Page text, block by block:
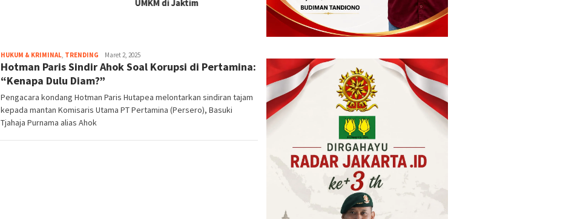
HUKUM & KRIMINAL TRENDING ekaMaret 2, 2025
Hotman Paris Sindir Ahok Soal Korupsi di Pertamina:
“Kenapa Dulu Diam?”
Pengacara kondang Hotman Paris Hutapea melontarkan sindiran tajam
kepada mantan Komisaris Utama PT Pertamina (Persero), Basuki
Tjahaja Purnama alias Ahok